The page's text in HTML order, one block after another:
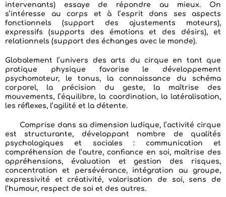
intervenants) essaye de répondre au mieux. On
s’intéresse au corps et à l’esprit dans ses aspects
fonctionnels (support des ajustements moteurs),
expressifs (supports des émotions et des désirs), et
relationnels (support des échanges avec le monde).
Globalement l’univers des arts du cirque en tant que
pratique physique favorise le développement
psychomoteur, le tonus, la connaissance du schéma
corporel, la précision du geste, la maîtrise des
mouvements, l’équilibre, la coordination, la latéralisation,
les réflexes, l’agilité et la détente.
Comprise dans sa dimension ludique, l’activité cirque
est structurante, développant nombre de qualités
psychologiques et sociales : communication et
compréhension de l’autre, confiance en soi, maîtrise des
appréhensions, évaluation et gestion des risques,
concentration et persévérance, intégration au groupe,
expressivité et créativité, valorisation de soi, sens de
l’humour, respect de soi et des autres.